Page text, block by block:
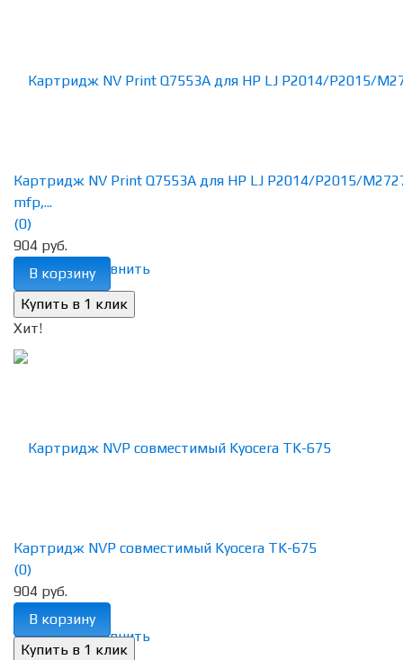
избранное сравнить
Картридж NV Print Q7553A для HP LJ P2014/P2015/
mfp,...
(0)
904 руб.
В корзину
Хит!
избранное сравнить
Картридж NVP совместимый Kyocera TK-675
(0)
904 руб.
В корзину